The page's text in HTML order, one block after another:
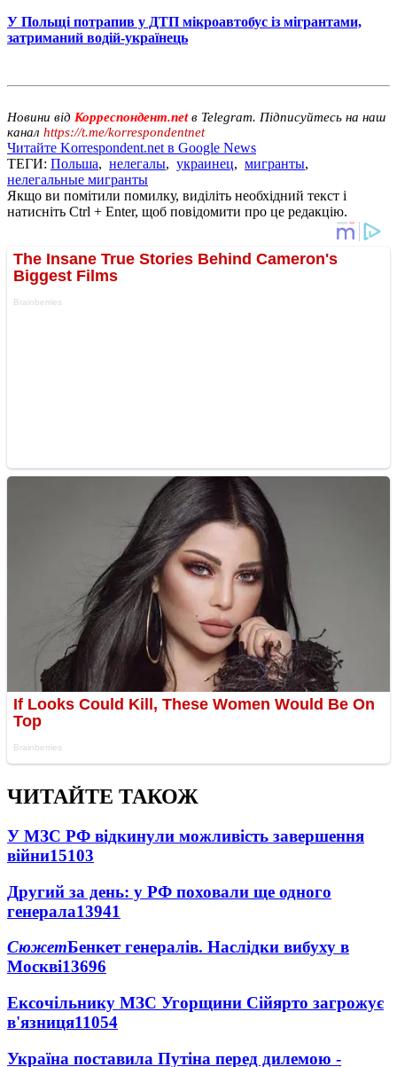
У Польщі потрапив у ДТП мікроавтобус із мігрантами,
затриманий водій-українець
Новини від Корреспондент.netв Telegram. Підписуйтесь на наш
канал https://t.me/korrespondentnet
Читайте Korrespondent.net в Google News
ТЕГИ: Польша, нелегалы, украинец, мигранты,
нелегальные мигранты
Якщо ви помітили помилку, виділіть необхідний текст і
натисніть Ctrl + Enter, щоб повідомити про це редакцію.
ЧИТАЙТЕ ТАКОЖ
У МЗС РФ відкинули можливість завершення
війни15103
Другий за день: у РФ поховали ще одного
генерала13941
СюжетБенкет генералів. Наслідки вибуху в
Москві13696
Ексочільнику МЗС Угорщини Сійярто загрожує
в'язниця11054
Україна поставила Путіна перед дилемою -